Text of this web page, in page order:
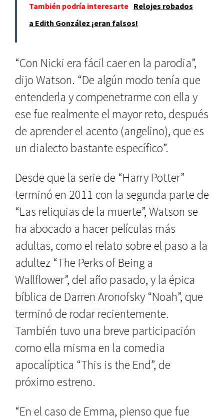
También podría interesarte Relojes robados
a Edith González ¡eran falsos!
“Con Nicki era fácil caer en la parodia”,
dijo Watson. “De algún modo tenía que
entenderla y compenetrarme con ella y
ese fue realmente el mayor reto, después
de aprender el acento (angelino), que es
un dialecto bastante específico”.
Desde que la serie de “Harry Potter”
terminó en 2011 con la segunda parte de
“Las reliquias de la muerte”, Watson se
ha abocado a hacer películas más
adultas, como el relato sobre el paso a la
adultez “The Perks of Being a
Wallflower”, del año pasado, y la épica
bíblica de Darren Aronofsky “Noah”, que
terminó de rodar recientemente.
También tuvo una breve participación
como ella misma en la comedia
apocalíptica “This is the End”, de
próximo estreno.
“En el caso de Emma, pienso que fue